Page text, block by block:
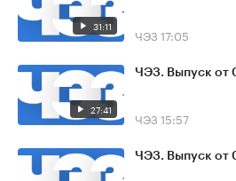
31:11 ЧЭЗ 17:05
27:41
ЧЭЗ. Выпуск от
ЧЭЗ 15:57
ЧЭЗ. Выпуск от